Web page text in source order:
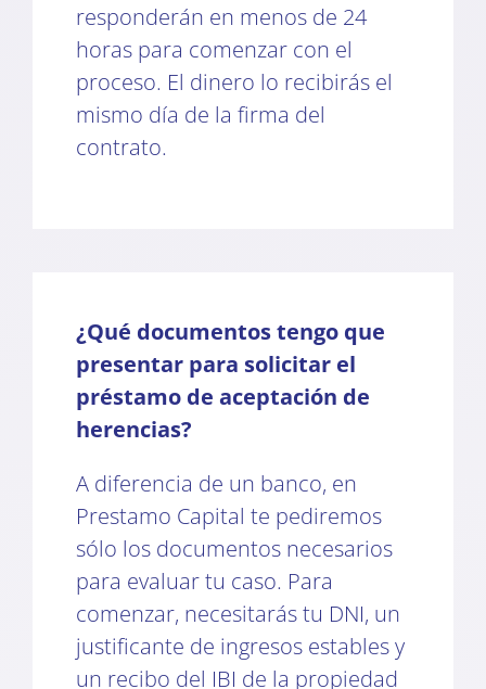
responderán en menos de 24
horas para comenzar con el
proceso. El dinero lo recibirás el
mismo día de la firma del
contrato.
¿Qué documentos tengo que
presentar para solicitar el
préstamo de aceptación de
herencias?
A diferencia de un banco, en
Prestamo Capital te pediremos
sólo los documentos necesarios
para evaluar tu caso. Para
comenzar, necesitarás tu DNI, un
justificante de ingresos estables y
un recibo del IBI de la propiedad